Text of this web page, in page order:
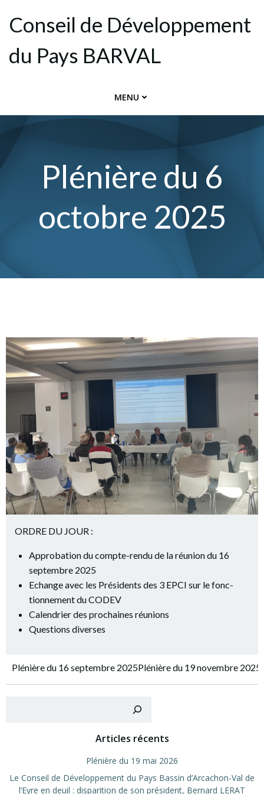
au
contenu
Conseil de Dévelop­pement
du Pays BARVAL
MENU
Plénière du 6
octobre 2025
ORDRE DU JOUR :
Appro­ba­tion du compte-ren­du de la réunion du 16
sep­tembre 2025
Echange avec les Pré­si­dents des 3 EPCI sur le fonc­
tion­ne­ment du CODEV
Calen­drier des pro­chaines réunions
Ques­tions diverses
Navigation
Plé­nière du 16 sep­tembre 2025Navigation
de
Plé­nière du 19 novembre 2025
Articles récents
Plé­nière du 19 mai 2026
Le Conseil de Déve­lop­pe­ment du Pays Bas­sin d’Arcachon-Val de
l’Eyre en deuil : dis­pa­ri­tion de son pré­sident, Ber­nard LERAT